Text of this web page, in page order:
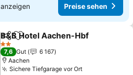
anzeigen Preise sehen
TeilenZu Favoriten hinzufügen
B&B Hotel Aachen-Hbf
2 Sterne
7,6 Gut
6 167
Aachen
Sichere Tiefgarage vor Ort